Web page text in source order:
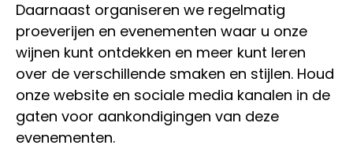
Daarnaast organiseren we regelmatig
proeverijen en evenementen waar u onze
wijnen kunt ontdekken en meer kunt leren
over de verschillende smaken en stijlen. Houd
onze website en sociale media kanalen in de
gaten voor aankondigingen van deze
evenementen.